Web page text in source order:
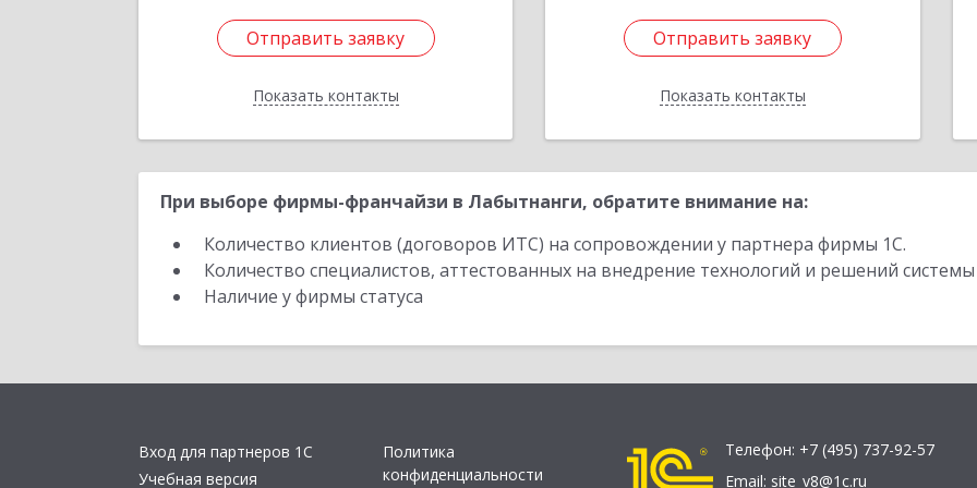
Отправить заявку
Показать контакты
Отправить заявку
Назад
Отправить заявку
Показать контакты
Отправить заявку
Назад
При выборе фирмы-франчайзи в Лабытнанги, обратите внимание на:
Количество клиентов (договоров ИТС) на сопровождении у партнера фирмы 1С.
Количество специалистов, аттестованных на внедрение технологий и решений
Наличие у фирмы статуса
Вход для партнеров 1С
Учебная версия
Политика
конфиденциальности
Телефон: +7 (495) 737-92-57
Email: site_v8@1c.ru